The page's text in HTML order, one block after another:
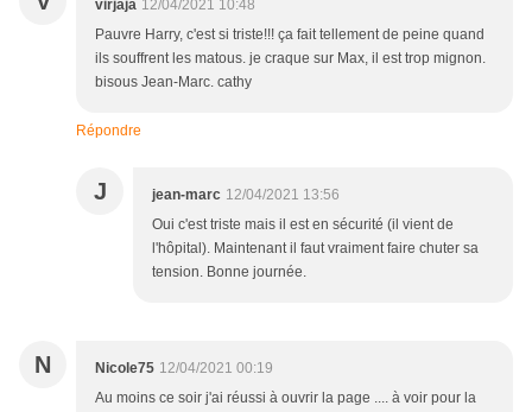
virjaja 12/04/2021 10:48
Pauvre Harry, c'est si triste!!! ça fait tellement de peine quand
ils souffrent les matous. je craque sur Max, il est trop mignon.
bisous Jean-Marc. cathy
Répondre
J jean-marc 12/04/2021 13:56
Oui c'est triste mais il est en sécurité (il vient de
l'hôpital). Maintenant il faut vraiment faire chuter sa
tension. Bonne journée.
N Nicole75 12/04/2021 00:19
Au moins ce soir j'ai réussi à ouvrir la page .... à voir pour la